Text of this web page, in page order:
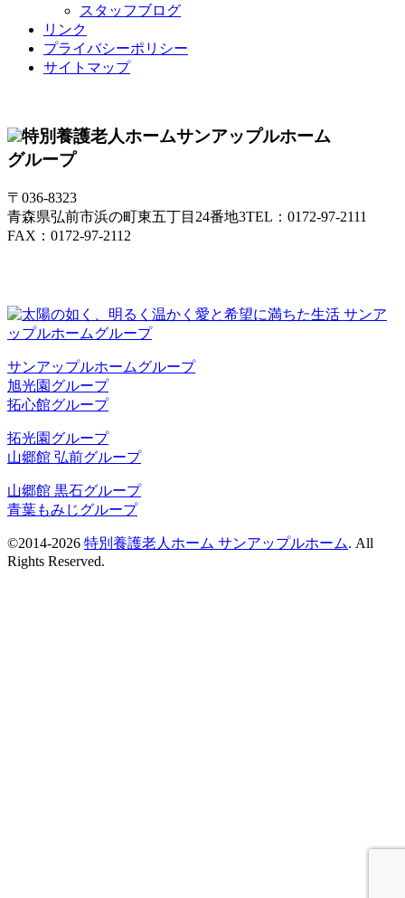
スタッフブログ
リンク
プライバシーポリシー
サイトマップ
特別養護老人ホームサンアップルホーム
グループ
〒036-8323
青森県弘前市浜の町東五丁目24番地3TEL：0172-97-2111
FAX：0172-97-2112
サンアップルホームグループ
旭光園グループ
拓心館グループ
拓光園グループ
山郷館 弘前グループ
山郷館 黒石グループ
青葉もみじグループ
©2014-2026 特別養護老人ホーム サンアップルホーム. All
Rights Reserved.